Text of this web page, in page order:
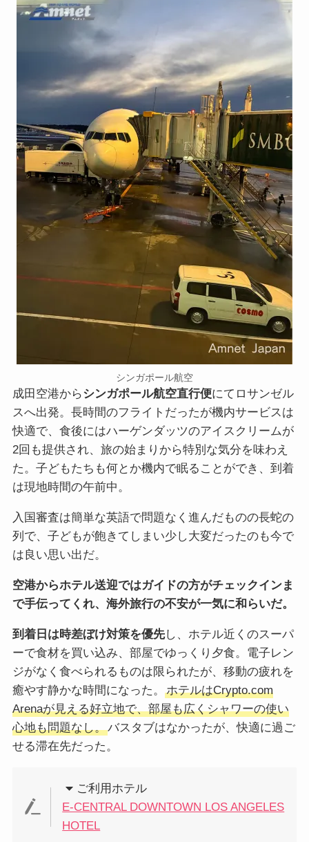
シンガポール航空
成田空港からシンガポール航空直行便にてロサンゼル
スへ出発。長時間のフライトだったが機内サービスは
快適で、食後にはハーゲンダッツのアイスクリームが
2回も提供され、旅の始まりから特別な気分を味わえ
た。子どもたちも何とか機内で眠ることができ、到着
は現地時間の午前中。
入国審査は簡単な英語で問題なく進んだものの長蛇の
列で、子どもが飽きてしまい少し大変だったのも今で
は良い思い出だ。
空港からホテル送迎ではガイドの方がチェックインま
で手伝ってくれ、海外旅行の不安が一気に和らいだ。
到着日は時差ぼけ対策を優先し、ホテル近くのスーパ
ーで食材を買い込み、部屋でゆっくり夕食。電子レン
ジがなく食べられるものは限られたが、移動の疲れを
癒やす静かな時間になった。
ホテルはCrypto.com
Arenaが見える好立地で、部屋も広くシャワーの使い
心地も問題なし。バスタブはなかったが、快適に過ご
せる滞在先だった。
ご利用ホテル
E-CENTRAL DOWNTOWN LOS ANGELES
HOTEL